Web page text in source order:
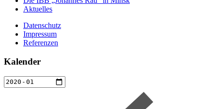
Aktuelles
Datenschutz
Impressum
Referenzen
Kalender